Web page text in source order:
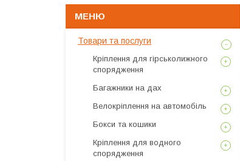
Товари та послуги
Кріплення для гірськолижного
спорядження
Багажники на дах
Велокріплення на автомобіль
Бокси та кошики
Кріплення для водного
спорядження